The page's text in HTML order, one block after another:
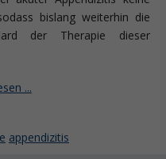
bislang weiterhin die
der Therapie dieser
...
appendizitis